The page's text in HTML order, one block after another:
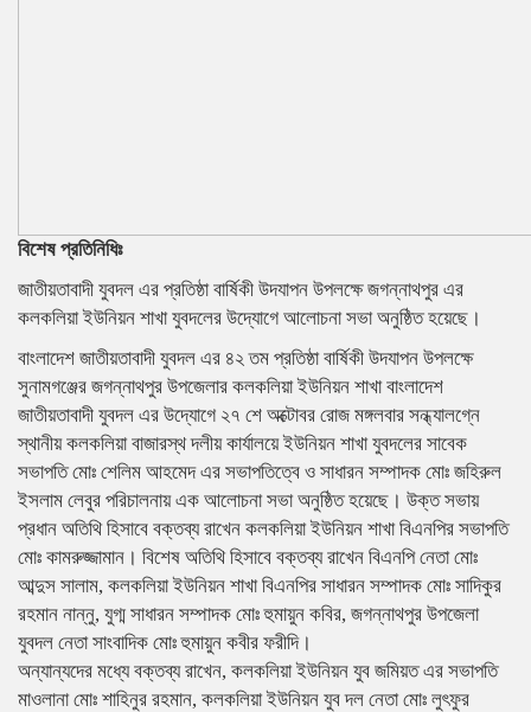
বিশেষ প্রতিনিধিঃ
জাতীয়তাবাদী যুবদল এর প্রতিষ্ঠা বার্ষিকী উদযাপন উপলক্ষে জগন্নাথপুর এর
কলকলিয়া ইউনিয়ন শাখা যুবদলের উদ্যোগে আলোচনা সভা অনুষ্ঠিত হয়েছে।
বাংলাদেশ জাতীয়তাবাদী যুবদল এর ৪২ তম প্রতিষ্ঠা বার্ষিকী উদযাপন উপলক্ষে
সুনামগঞ্জের জগন্নাথপুর উপজেলার কলকলিয়া ইউনিয়ন শাখা বাংলাদেশ
জাতীয়তাবাদী যুবদল এর উদ্যোগে ২৭ শে অক্টোবর রোজ মঙ্গলবার সন্ধ্যালগ্নে
স্থানীয় কলকলিয়া বাজারস্থ দলীয় কার্যালয়ে ইউনিয়ন শাখা যুবদলের সাবেক
সভাপতি মোঃ শেলিম আহমেদ এর সভাপতিত্বে ও সাধারন সম্পাদক মোঃ জহিরুল
ইসলাম লেবুর পরিচালনায় এক আলোচনা সভা অনুষ্ঠিত হয়েছে। উক্ত সভায়
প্রধান অতিথি হিসাবে বক্তব্য রাখেন কলকলিয়া ইউনিয়ন শাখা বিএনপির সভাপতি
মোঃ কামরুজ্জামান। বিশেষ অতিথি হিসাবে বক্তব্য রাখেন বিএনপি নেতা মোঃ
আব্দুস সালাম, কলকলিয়া ইউনিয়ন শাখা বিএনপির সাধারন সম্পাদক মোঃ সাদিকুর
রহমান নান্নু, যুগ্ম সাধারন সম্পাদক মোঃ হুমায়ুন কবির, জগন্নাথপুর উপজেলা
যুবদল নেতা সাংবাদিক মোঃ হুমায়ুন কবীর ফরীদি।
অন্যান্যদের মধ্যে বক্তব্য রাখেন, কলকলিয়া ইউনিয়ন যুব জমিয়ত এর সভাপতি
মাওলানা মোঃ শাহিনুর রহমান, কলকলিয়া ইউনিয়ন যুব দল নেতা মোঃ লুৎফুর